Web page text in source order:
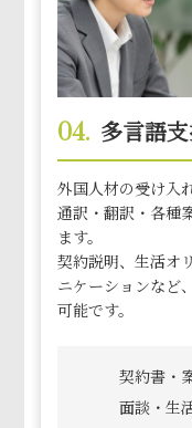
04. 多言語
外国人材の受け入
通訳・翻訳・各種
ます。
契約説明、生活オ
ニケーションなど
可能です。
契約書・
面談・生